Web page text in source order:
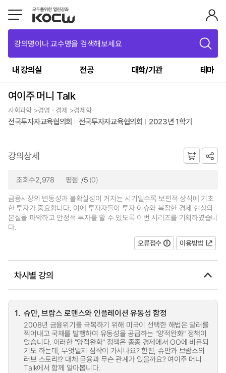
강의명이나 교수명을 검색해보세요
내 강의실 전공 대학/기관 테마
여이주 머니 Talk
사회과학 >경영ㆍ경제 >경제학
전국투자자교육협의회 전국투자자교육협의회 2023년 1학기
강의상세
조회수2,978 평점 /5 (0)
금융시장의 변동성과 불확실성이 커지는 시기일수록 보편적 상식에 기초
한 투자가 중요합니다. 이에 투자자들이 투자 이슈와 복잡한 경제 현상의
본질을 파악하고 안정적 투자를 할 수 있도록 이번 시리즈를 기획하였습니
다.
오류접수
이용방법
차시별 강의
1. 슈만, 브람스 로맨스와 인플레이션 유동성 함정
2008년 금융위기를 극복하기 위해 미국이 선택한 해법은 달러를
찍어내고 국채를 발행하여 유동성을 공급하는 "양적완화" 정책이
었습니다. 이러한 "양적완화" 정책은 종종 경제에서 OO에 비유되
기도 하는데, 무엇일지 짐작이 가시나요? 한편, 슈만과 브람스의
러브 스토리!? 대체 금융과 무슨 관계가 있을까요? 여이주 머니
Talk에서 함께 알아봅니다.